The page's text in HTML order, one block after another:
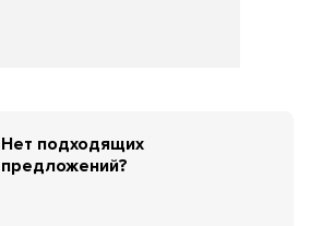
Нет подходящих
предложений?